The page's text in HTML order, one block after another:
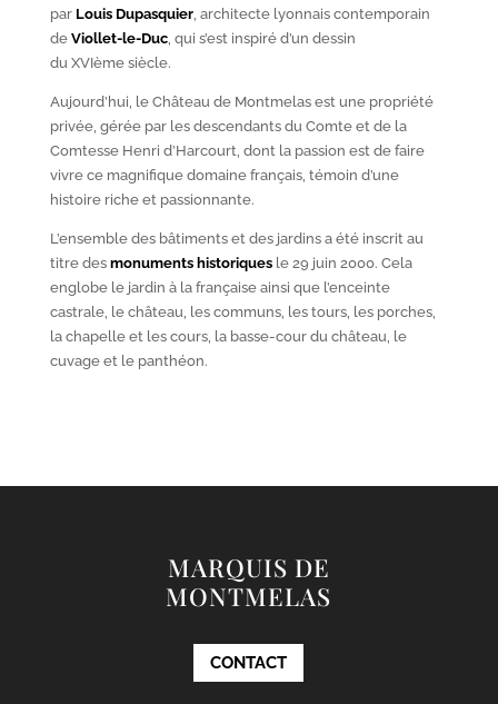
par Louis Dupasquier, architecte lyonnais contemporain
de Viollet-le-Duc, qui s’est inspiré d’un dessin
du XVIèmesiècle.
Aujourd’hui, le Château de Montmelas est une propriété
privée, gérée par les descendants du Comte et de la
Comtesse Henri d’Harcourt, dont la passion est de faire
vivre ce magnifique domaine français, témoin d’une
histoire riche et passionnante.
L’ensemble des bâtiments et des jardins a été inscrit au
titre des monuments historiquesle 29 juin 2000. Cela
englobe le jardin à la française ainsi que l’enceinte
castrale, le château, les communs, les tours, les porches,
la chapelle et les cours, la basse-cour du château, le
cuvage et le panthéon.
MARQUIS DE
MONTMELAS
CONTACT